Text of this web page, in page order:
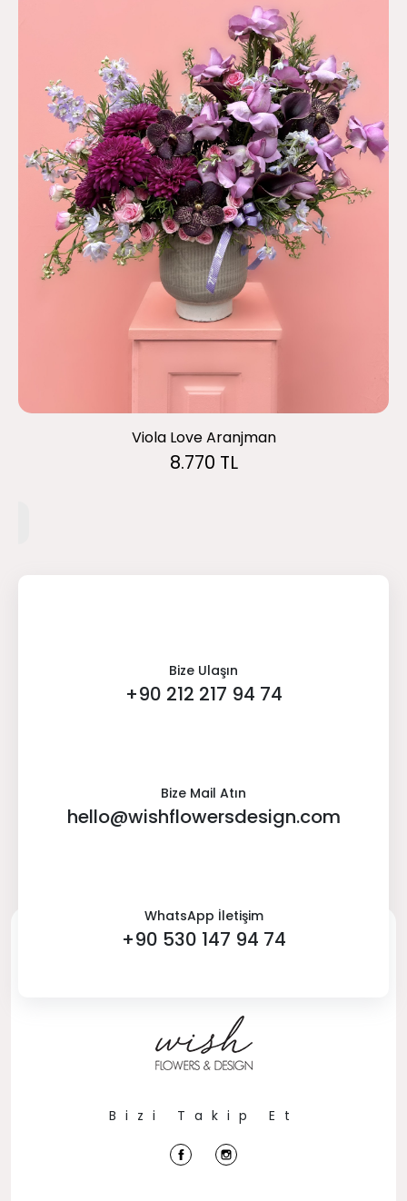
Viola Love Aranjman
8.770 TL
Bize Ulaşın
+90 212 217 94 74
Bize Mail Atın
hello@wishflowersdesign.com
WhatsApp İletişim
+90 530 147 94 74
Bizi Takip Et